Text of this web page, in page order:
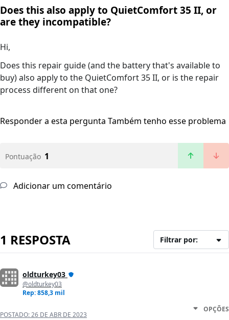
Does this also apply to QuietComfort 35 II, or
are they incompatible?
Hi,
Does this repair guide (and the battery that's available to
buy) also apply to the QuietComfort 35 II, or is the repair
process different on that one?
Responder a esta pergunta Também tenho esse problema
Pontuação 1
Adicionar um comentário
1 RESPOSTA Filtrar por:
oldturkey03
@oldturkey03
Rep: 858,3 mil
POSTADO:26 DE ABR DE 2023
OPÇÕES